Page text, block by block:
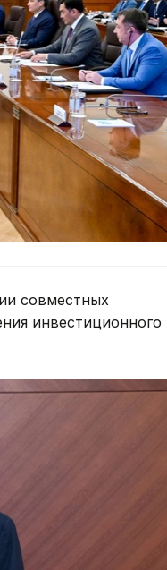
совместных
инвестиционного